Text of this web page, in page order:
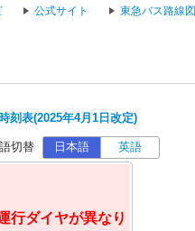
公式サイト 東急バス路線図
刻表(2025年4月1日改定)
切替 日本語 英語
行ダイヤが異なり